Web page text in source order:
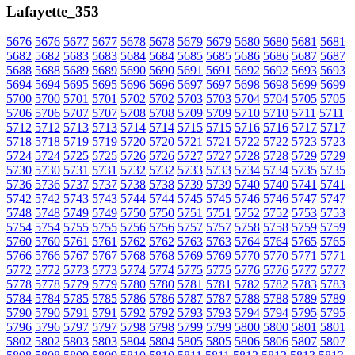
Lafayette_353
5676 5676 5677 5677 5678 5678 5679 5679 5680 5680 5681 5681
5682 5682 5683 5683 5684 5684 5685 5685 5686 5686 5687 5687
5688 5688 5689 5689 5690 5690 5691 5691 5692 5692 5693 5693
5694 5694 5695 5695 5696 5696 5697 5697 5698 5698 5699 5699
5700 5700 5701 5701 5702 5702 5703 5703 5704 5704 5705 5705
5706 5706 5707 5707 5708 5708 5709 5709 5710 5710 5711 5711
5712 5712 5713 5713 5714 5714 5715 5715 5716 5716 5717 5717
5718 5718 5719 5719 5720 5720 5721 5721 5722 5722 5723 5723
5724 5724 5725 5725 5726 5726 5727 5727 5728 5728 5729 5729
5730 5730 5731 5731 5732 5732 5733 5733 5734 5734 5735 5735
5736 5736 5737 5737 5738 5738 5739 5739 5740 5740 5741 5741
5742 5742 5743 5743 5744 5744 5745 5745 5746 5746 5747 5747
5748 5748 5749 5749 5750 5750 5751 5751 5752 5752 5753 5753
5754 5754 5755 5755 5756 5756 5757 5757 5758 5758 5759 5759
5760 5760 5761 5761 5762 5762 5763 5763 5764 5764 5765 5765
5766 5766 5767 5767 5768 5768 5769 5769 5770 5770 5771 5771
5772 5772 5773 5773 5774 5774 5775 5775 5776 5776 5777 5777
5778 5778 5779 5779 5780 5780 5781 5781 5782 5782 5783 5783
5784 5784 5785 5785 5786 5786 5787 5787 5788 5788 5789 5789
5790 5790 5791 5791 5792 5792 5793 5793 5794 5794 5795 5795
5796 5796 5797 5797 5798 5798 5799 5799 5800 5800 5801 5801
5802 5802 5803 5803 5804 5804 5805 5805 5806 5806 5807 5807